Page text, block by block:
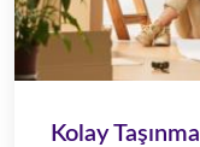
nakliyat hizmeti
Adana
Kolay